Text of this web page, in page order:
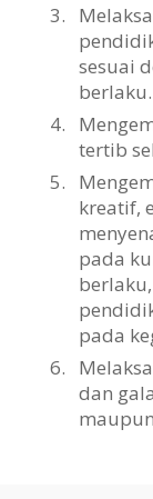
3.
sesuai
berlaku.
4.
tertib
5.
kreatif,
pada
pada
6.
dan